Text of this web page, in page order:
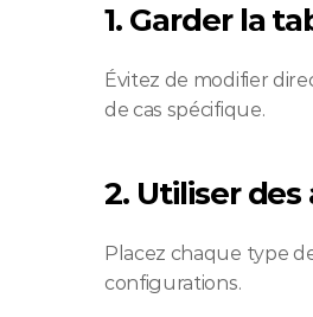
1. Garder la
Évitez de modifier
de cas spécifique.
2. Utiliser
Placez chaque type
configurations.